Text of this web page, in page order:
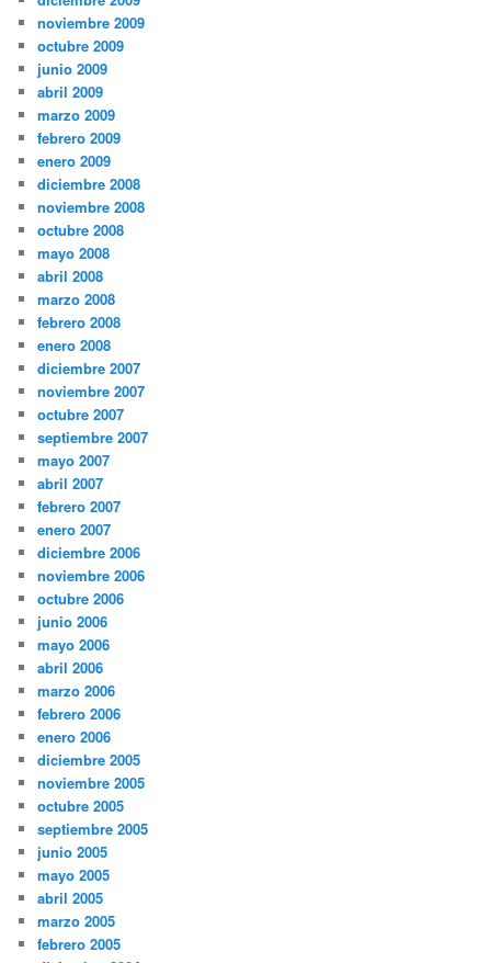
noviembre 2009
octubre 2009
junio 2009
abril 2009
marzo 2009
febrero 2009
enero 2009
diciembre 2008
noviembre 2008
octubre 2008
mayo 2008
abril 2008
marzo 2008
febrero 2008
enero 2008
diciembre 2007
noviembre 2007
octubre 2007
septiembre 2007
mayo 2007
abril 2007
febrero 2007
enero 2007
diciembre 2006
noviembre 2006
octubre 2006
junio 2006
mayo 2006
abril 2006
marzo 2006
febrero 2006
enero 2006
diciembre 2005
noviembre 2005
octubre 2005
septiembre 2005
junio 2005
mayo 2005
abril 2005
marzo 2005
febrero 2005